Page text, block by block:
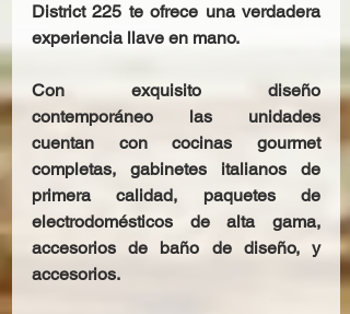
District 225 te ofrece una verdadera
experiencia llave en mano.
Con exquisito diseño
contemporáneo las unidades
cuentan con cocinas gourmet
completas, gabinetes italianos de
primera calidad, paquetes de
electrodomésticos de alta gama,
accesorios de baño de diseño, y
accesorios.